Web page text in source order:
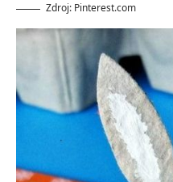
Zdroj: Pinterest.com